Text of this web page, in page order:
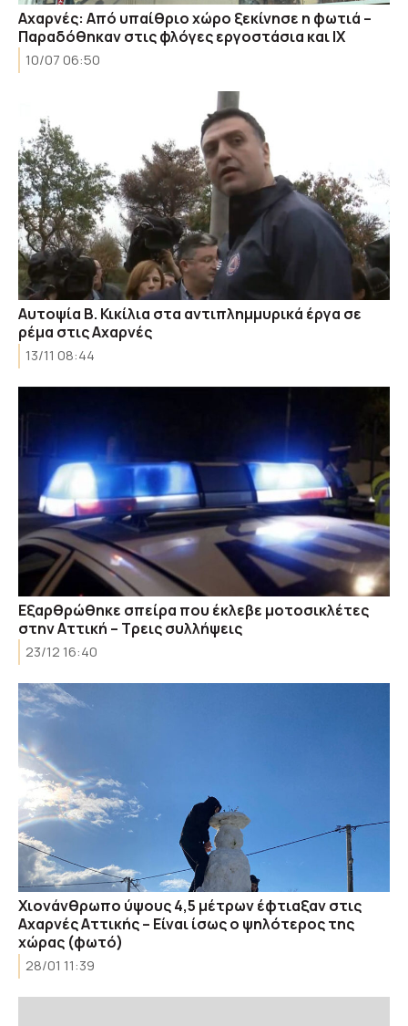
Αχαρνές: Από υπαίθριο χώρο ξεκίνησε η φωτιά –
Παραδόθηκαν στις φλόγες εργοστάσια και ΙΧ
10/07 06:50
Αυτοψία Β. Κικίλια στα αντιπλημμυρικά έργα σε
ρέμα στις Αχαρνές
13/11 08:44
Εξαρθρώθηκε σπείρα που έκλεβε μοτοσικλέτες
στην Αττική – Τρεις συλλήψεις
23/12 16:40
Χιονάνθρωπο ύψους 4,5 μέτρων έφτιαξαν στις
Αχαρνές Αττικής – Είναι ίσως ο ψηλότερος της
χώρας (φωτό)
28/01 11:39